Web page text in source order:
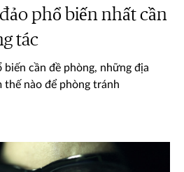
phổ biến nhất cần
tác
cần đề phòng, những địa
thế nào để phòng tránh